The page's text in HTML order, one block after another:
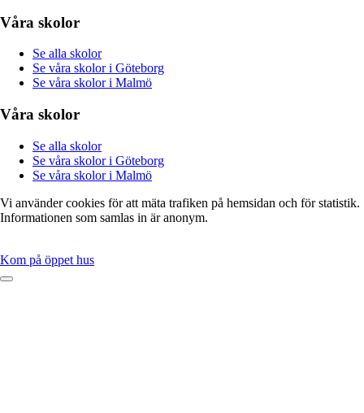
Våra skolor
Se alla skolor
Se våra skolor i Göteborg
Se våra skolor i Malmö
Våra skolor
Se alla skolor
Se våra skolor i Göteborg
Se våra skolor i Malmö
Vi använder cookies för att mäta trafiken på hemsidan och för statistik.
Informationen som samlas in är anonym.
Kom på öppet hus